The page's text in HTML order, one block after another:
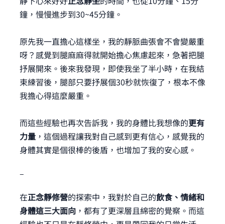
鐘，慢慢進步到30~45分鐘。
原先我一直擔心這樣坐，我的靜脈曲張會不會變嚴重
呀？感覺到腿麻麻得就開始擔心焦慮起來，急著把腿
抒展開來。後來我發現，即使我坐了半小時，在我結
束練習後，腿部只要抒展個30秒就恢復了，根本不像
我擔心得這麼嚴重。
而這些經驗也再次告訴我，我的身體比我想像的更有
力量，這個過程讓我對自己感到更有信心，感覺我的
身體其實是個很棒的後盾，也增加了我的安心感。
–
在正念靜修營的探索中，我對於自己的飲食、情緒和
身體這三大面向，都有了更深層且綿密的覺察。而這